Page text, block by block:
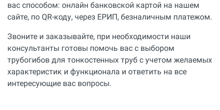
вас способом: онлайн банковской картой на нашем
сайте, по QR-коду, через ЕРИП, безналичным платежом.
Звоните и заказывайте, при необходимости наши
консультанты готовы помочь вас с выбором
трубогибов для тонкостенных труб с учетом желаемых
характеристик и функционала и ответить на все
интересующие вас вопросы.